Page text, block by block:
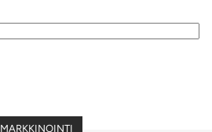
MARKKINOINTI
MARKKINOINTI
MARKKINOINTI